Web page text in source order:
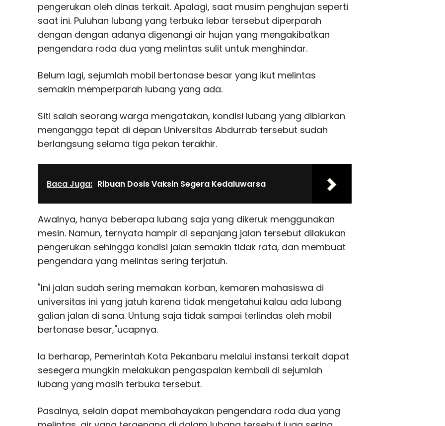
pengerukan oleh dinas terkait. Apalagi, saat musim penghujan seperti
saat ini. Puluhan lubang yang terbuka lebar tersebut diperparah
dengan dengan adanya digenangi air hujan yang mengakibatkan
pengendara roda dua yang melintas sulit untuk menghindar.
Belum lagi, sejumlah mobil bertonase besar yang ikut melintas
semakin memperparah lubang yang ada.
Siti salah seorang warga mengatakan, kondisi lubang yang dibiarkan
mengangga tepat di depan Universitas Abdurrab tersebut sudah
berlangsung selama tiga pekan terakhir.
Baca Juga: Ribuan Dosis Vaksin Segera Kedaluwarsa
Awalnya, hanya beberapa lubang saja yang dikeruk menggunakan
mesin. Namun, ternyata hampir di sepanjang jalan tersebut dilakukan
pengerukan sehingga kondisi jalan semakin tidak rata, dan membuat
pengendara yang melintas sering terjatuh.
"Ini jalan sudah sering memakan korban, kemaren mahasiswa di
universitas ini yang jatuh karena tidak mengetahui kalau ada lubang
galian jalan di sana. Untung saja tidak sampai terlindas oleh mobil
bertonase besar,"ucapnya.
Ia berharap, Pemerintah Kota Pekanbaru melalui instansi terkait dapat
sesegera mungkin melakukan pengaspalan kembali di sejumlah
lubang yang masih terbuka tersebut.
Pasalnya, selain dapat membahayakan pengendara roda dua yang